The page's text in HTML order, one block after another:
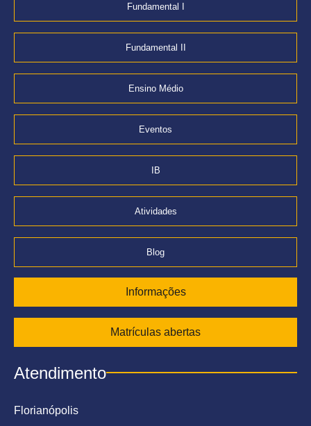
Fundamental I
Fundamental II
Ensino Médio
Eventos
IB
Atividades
Blog
Informações
Matrículas abertas
Atendimento
Florianópolis